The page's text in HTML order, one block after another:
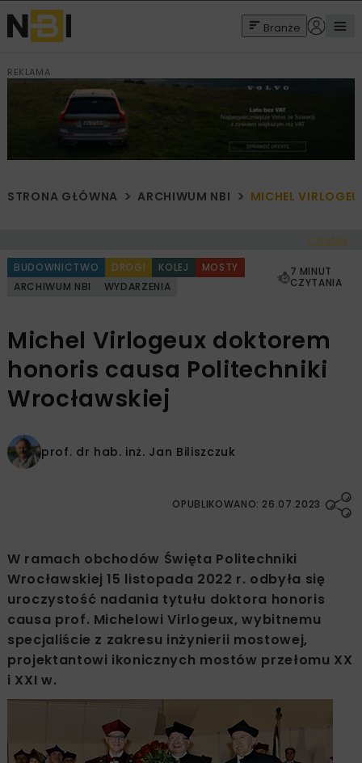
Branże
REKLAMA
STRONA GŁÓWNA ARCHIWUM NBI MICHEL
< Cofnij
BUDOWNICTWO DROGI KOLEJ
MOSTY
ARCHIWUM NBI
WYDARZENIA
7 MINUT
CZYTANIA
Michel Virlogeux doktorem
honoris causa Politechniki
Wrocławskiej
prof. dr hab. inż. Jan Biliszczuk
OPUBLIKOWANO: 26.07.2023
W ramach obchodów Święta Politechniki
Wrocławskiej 15 listopada 2022 r. odbyła się
uroczystość nadania tytułu doktora honoris
causa prof. Michelowi Virlogeux, wybitnemu
specjaliście z zakresu inżynierii mostowej,
projektantowi ikonicznych mostów przełomu XX
i XXI w.